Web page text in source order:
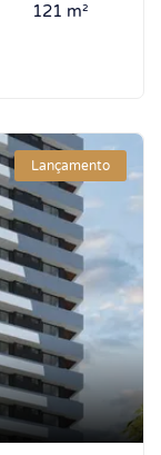
121 m²
Lançamento